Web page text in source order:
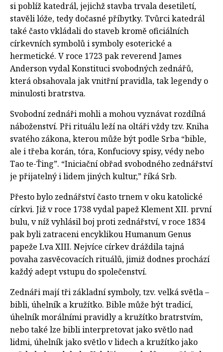
si poblíž katedrál, jejichž stavba trvala desetiletí,
stavěli lóže, tedy dočasné příbytky. Tvůrci katedrál
také často vkládali do staveb kromě oficiálních
církevních symbolů i symboly esoterické a
hermetické. V roce 1723 pak reverend James
Anderson vydal Konstituci svobodných zednářů,
která obsahovala jak vnitřní pravidla, tak legendy o
minulosti bratrstva.
Svobodní zednáři mohli a mohou vyznávat rozdílná
náboženství. Při rituálu leží na oltáři vždy tzv. Kniha
svatého zákona, kterou může být podle Srba “bible,
ale i třeba korán, tóra, Konfuciovy spisy, védy nebo
Tao te-Ťing”. “Iniciační obřad svobodného zednářství
je přijatelný i lidem jiných kultur,” říká Srb.
Přesto bylo zednářství často trnem v oku katolické
církvi. Již v roce 1738 vydal papež Klement XII. první
bulu, v níž vyhlásil boj proti zednářství, v roce 1834
pak byli zatraceni encyklikou Humanum Genus
papeže Lva XIII. Nejvíce církev dráždila tajná
povaha zasvěcovacích rituálů, jimiž dodnes prochází
každý adept vstupu do společenství.
Zednáři mají tři základní symboly, tzv. velká světla –
bibli, úhelník a kružítko. Bible může být tradicí,
úhelník morálními pravidly a kružítko bratrstvím,
nebo také lze bibli interpretovat jako světlo nad
lidmi, úhelník jako světlo v lidech a kružítko jako